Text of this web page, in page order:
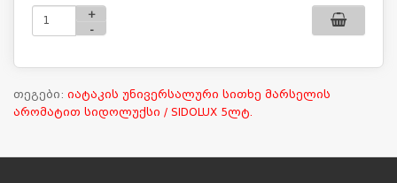
+
-
თეგები: იატაკის უნივერსალური სითხე მარსელის
არომატით სიდოლუქსი / SIDOLUX 5ლტ.